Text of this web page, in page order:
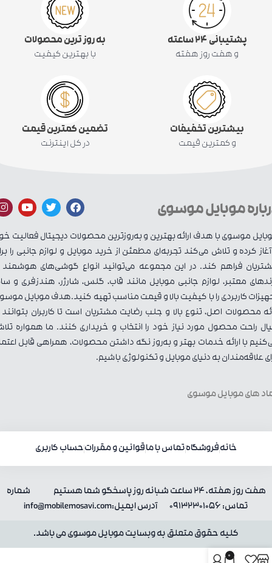
پشتیبانی ۲۴ ساعته
و هفت روز هفته
به روز ترین محصولات
با بهترین کیفیت
بیشترین تخفیفات
و کمترین قیمت
تضمین کمترین قیمت
در کل اینترنت
موبایل موسوی
موسوی با هدف ارائه بهترین و به‌روزترین محصولات دیجیتال فعالیت
آغاز کرده و تلاش می‌کند تجربه‌ای مطمئن از خرید موبایل و لوازم جانبی را
فراهم کند. در این مجموعه می‌توانید انواع گوشی‌های هوشمند
معتبر، لوازم جانبی موبایل مانند قاب، گلس، شارژر، هندزفری و
کاربردی را با کیفیت بالا و قیمت مناسب تهیه کنید.هدف موبایل
محصولات اصل، تنوع بالا و جلب رضایت مشتریان است تا کاربران بتوانند
راحت محصول مورد نیاز خود را انتخاب و خریداری کنند. ما همواره
با ارائه خدمات بهتر و به‌روز نگه داشتن محصولات، همراهی قابل
علاقه‌مندان به دنیای موبایل و تکنولوژی باشیم.
های موبایل موسوی
خانهفروشگاهتماس با ماقوانین و مقرراتحساب کاربری
هفت روز هفته، 24 ساعت شبانه روز پاسخگو شما هستیم شماره
تماس: 09132301056 آدرس ایمیل:info@mobilemosavi.com
کلیه حقوق متعلق به وبسایت موبایل موسوی می باشد.
0